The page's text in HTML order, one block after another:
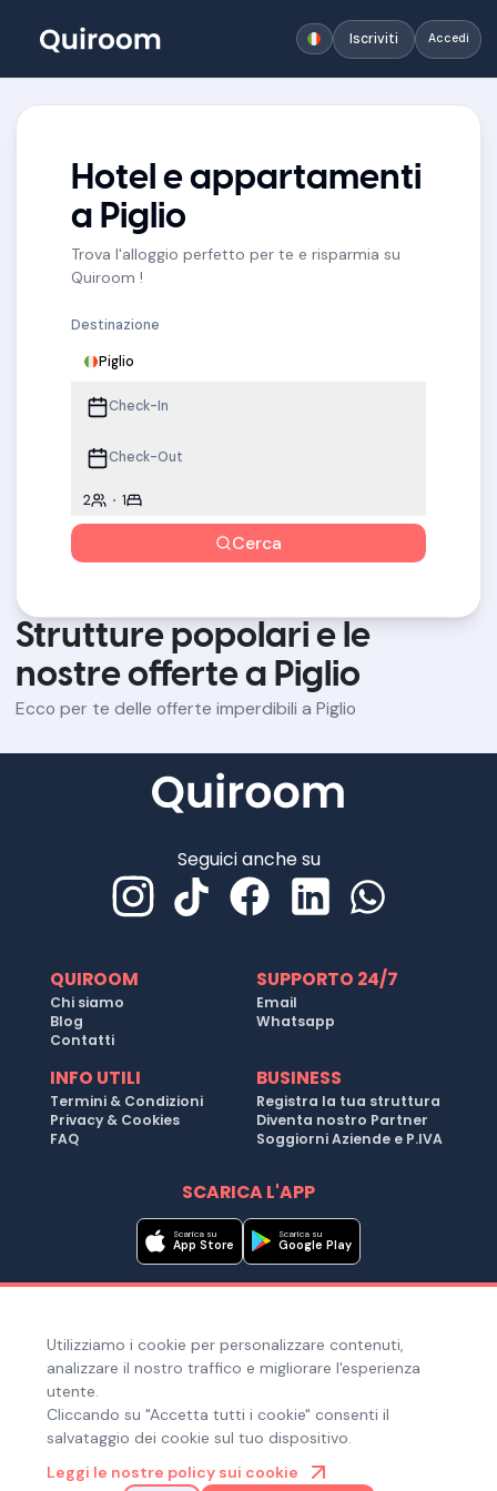
Iscriviti Accedi
Hotel e appartamenti
a Piglio
Trova l'alloggio perfetto per te e risparmia su
Quiroom !
Destinazione
Piglio
2 1
Cerca
Strutture popolari e le
nostre offerte a Piglio
Ecco per te delle offerte imperdibili a Piglio
Seguici anche su
QUIROOM
Chi siamo
Blog
Contatti
SUPPORTO 24/7
Email
Whatsapp
INFO UTILI
Termini & Condizioni
Privacy & Cookies
FAQ
BUSINESS
Registra la tua struttura
Diventa nostro Partner
Soggiorni Aziende e P.IVA
SCARICA L'APP
Scarica su
App Store
Scarica su
Google Play
Hai bisogno di aiuto ?
Laura Bassi Veratti 1, 40137, Bologna (BO), Italia | Cod. Fiscale
Utilizziamo i cookie per personalizzare contenuti,
analizzare il nostro traffico e migliorare l'esperienza
utente.
Cliccando su "Accetta tutti i cookie" consenti il
salvataggio dei cookie sul tuo dispositivo.
Leggi le nostre policy sui cookie